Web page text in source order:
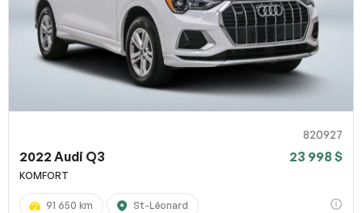
820927
2022 Audi Q3 23 998 $
KOMFORT
91 650 km St-Léonard